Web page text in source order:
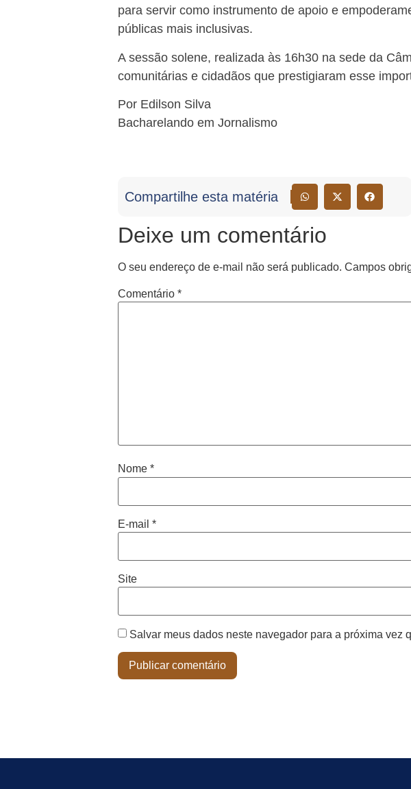
para servir como instrumento de apoio e
públicas mais inclusivas.
A sessão solene, realizada às 16h30 na sede da
comunitárias e cidadãos que prestigiaram esse
Por Edilson Silva
Bacharelando em Jornalismo
Compartilhe esta matéria
Deixe um comentário
O seu endereço de e-mail não será publicado. Campos
Comentário *
Nome *
E-mail *
Site
Salvar meus dados neste navegador para a próxima vez